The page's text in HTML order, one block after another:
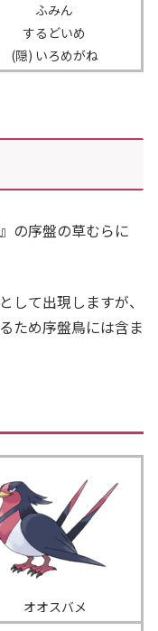
ふみん
するどいめ
(隠) いろめがね
の序盤の草むらに
して出現しますが、
ため序盤鳥には含ま
オオスバメ